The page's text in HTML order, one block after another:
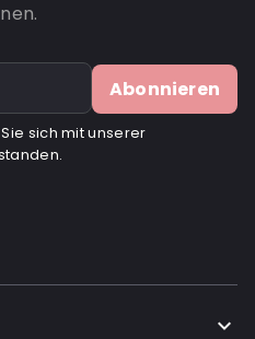
Abonnieren
sich mit unserer